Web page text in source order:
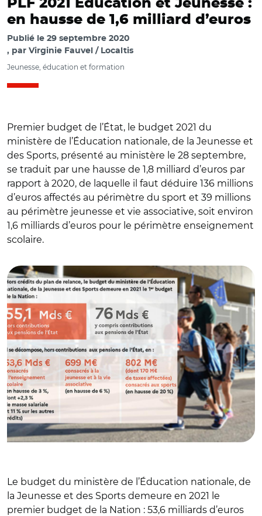
PLF 2021 Éducation et Jeunesse :
en hausse de 1,6 milliard d’euros
Publié le 29 septembre 2020
par Virginie Fauvel / Localtis
Jeunesse, éducation et formation
Premier budget de l’État, le budget 2021 du
ministère de l’Éducation nationale, de la Jeunesse et
des Sports, présenté au ministère le 28 septembre,
se traduit par une hausse de 1,8 milliard d’euros par
rapport à 2020, de laquelle il faut déduire 136 millions
d’euros affectés au périmètre du sport et 39 millions
au périmètre jeunesse et vie associative, soit environ
1,6 milliards d’euros pour le périmètre enseignement
scolaire.
Le budget du ministère de l’Éducation nationale, de
la Jeunesse et des Sports demeure en 2021 le
premier budget de la Nation : 53,6 milliards d’euros